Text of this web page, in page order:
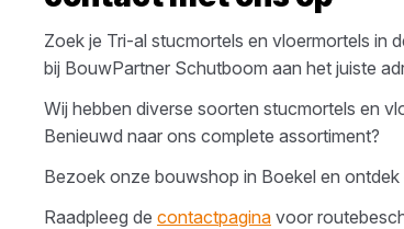
Zoek je Tri-al stucmortels en vloermortels in
bij BouwPartner Schutboom aan het juiste
Wij hebben diverse soorten stucmortels en
Benieuwd naar ons complete assortiment?
Bezoek onze bouwshop in Boekel en
Raadpleeg de contactpagina voor